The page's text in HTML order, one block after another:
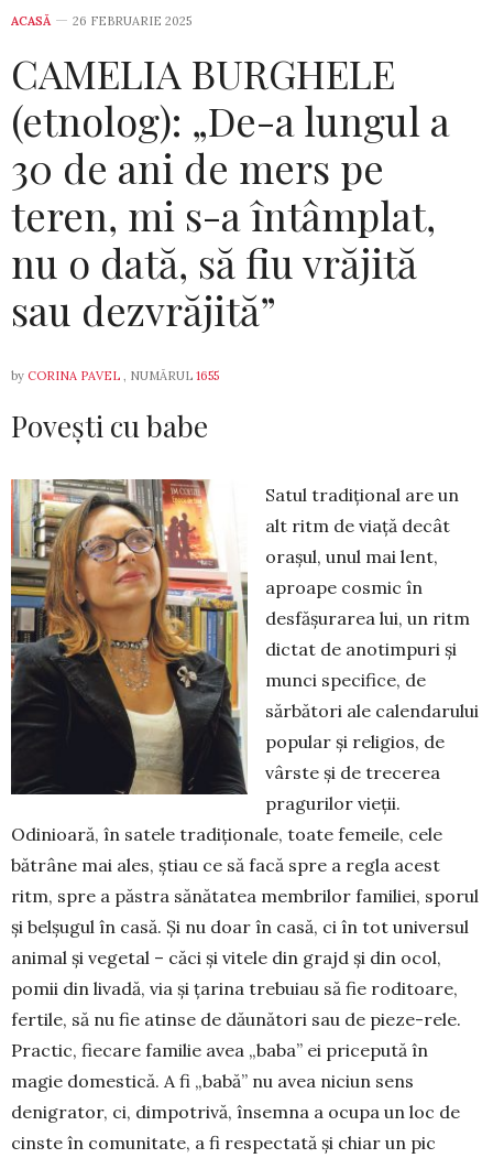
ACASĂ 26 FEBRUARIE 2025
CAMELIA BURGHELE
(etnolog): „De-a lungul a
30 de ani de mers pe
teren, mi s-a întâmplat,
nu o dată, să fiu vrăjită
sau dezvrăjită”
by CORINA PAVEL , NUMĂRUL 1655
Povești cu babe
Satul tradițional are un
alt ritm de viață decât
orașul, unul mai lent,
aproape cosmic în
desfășurarea lui, un ritm
dictat de anotimpuri și
munci specifice, de
sărbători ale calendarului
popular și religios, de
vârste și de trecerea
pragurilor vieții.
Odinioară, în satele tradiționale, toate femeile, cele
bătrâne mai ales, știau ce să facă spre a regla acest
ritm, spre a păstra sănătatea membrilor familiei, sporul
și belșugul în casă. Și nu doar în casă, ci în tot universul
animal și vegetal – căci și vitele din grajd și din ocol,
pomii din livadă, via și țarina trebuiau să fie roditoare,
fertile, să nu fie atinse de dăunători sau de pieze-rele.
Practic, fiecare familie avea „baba” ei pricepută în
magie domestică. A fi „babă” nu avea niciun sens
denigrator, ci, dimpotrivă, însemna a ocupa un loc de
cinste în comunitate, a fi respectată și chiar un pic